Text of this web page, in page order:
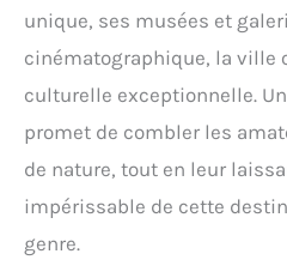
unique, ses musées et
cinématographique, la ville
culturelle exceptionnelle.
promet de combler les
de nature, tout en leur
impérissable de cette
genre.